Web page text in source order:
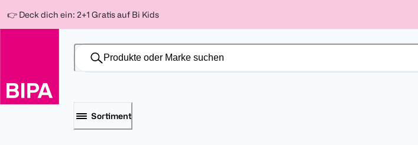
-10%
Für
150 Ös
-15%
Für
300 Ös
-20%
Für
500 Ös
zum
👉 Deck dich ein: 2+1 Gratis auf Bi Kids
Sortiment